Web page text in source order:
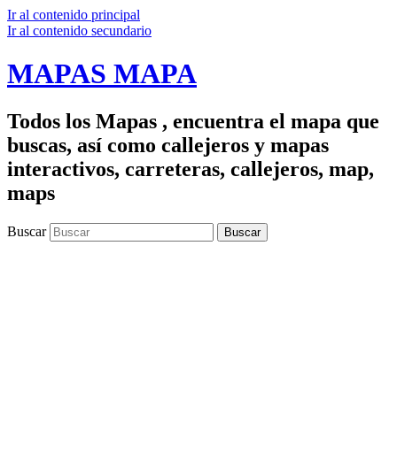
Ir al contenido principal
Ir al contenido secundario
MAPAS MAPA
Todos los Mapas , encuentra el mapa que
buscas, así como callejeros y mapas
interactivos, carreteras, callejeros, map,
maps
Buscar